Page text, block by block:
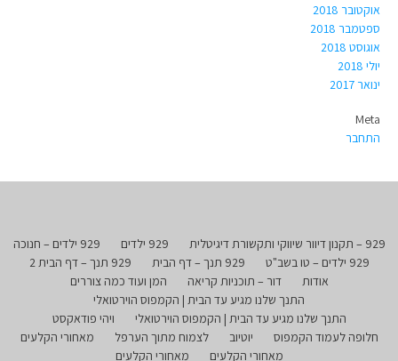
אוקטובר 2018
ספטמבר 2018
אוגוסט 2018
יולי 2018
ינואר 2017
Meta
התחבר
929 – תקנון דיוור שיווקי ותקשורת דיגיטלית 929 ילדים
929 ילדים – חנוכה
929 ילדים – טו בשב"ט
929 תנך – דף הבית
929 תנך – דף הבית 2
אודות
דור – תוכניות קריאה
המן ועוד כמה צוררים
התנך שלנו מגיע עד הבית | הקמפוס הוירטואלי
התנך שלנו מגיע עד הבית | הקמפוס הוירטואלי
ויהי פודאקסט
חלופה לעמוד הקמפוס
יוטיוב לצמוח מתוך הערפל
מאחורי הקלעים
מאחורי הקלעים
מאחורי הקלעים